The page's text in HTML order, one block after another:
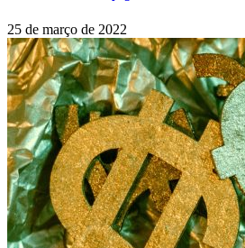
25 de março de 2022